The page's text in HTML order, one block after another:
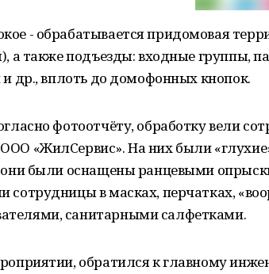
- обрабатывается придомовая
а также подъезды: входные группы,
др., вплоть до домофонных кнопок.
фотоотчёту, обработку вели
«ЖилСервис». На них были
были оснащены ранцевыми
сотрудницы в масках, перчатках,
санитарными салфетками.
обратился к главному